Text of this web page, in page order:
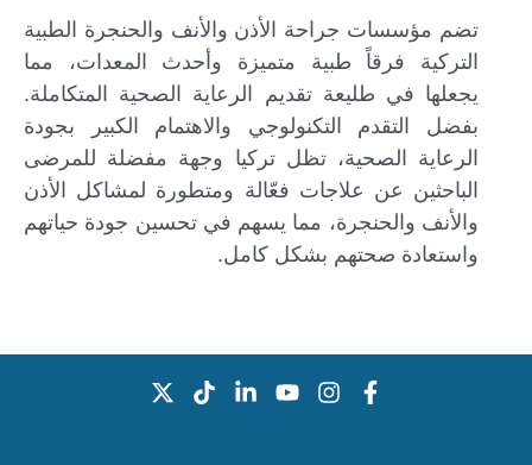
تضم مؤسسات جراحة الأذن والأنف والحنجرة الطبية
التركية فرقاً طبية متميزة وأحدث المعدات، مما
يجعلها في طليعة تقديم الرعاية الصحية المتكاملة.
بفضل التقدم التكنولوجي والاهتمام الكبير بجودة
الرعاية الصحية، تظل تركيا وجهة مفضلة للمرضى
الباحثين عن علاجات فعّالة ومتطورة لمشاكل الأذن
والأنف والحنجرة، مما يسهم في تحسين جودة حياتهم
واستعادة صحتهم بشكل كامل.